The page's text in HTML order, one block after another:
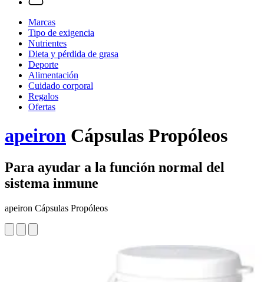
Marcas
Tipo de exigencia
Nutrientes
Dieta y pérdida de grasa
Deporte
Alimentación
Cuidado corporal
Regalos
Ofertas
apeiron Cápsulas Propóleos
Para ayudar a la función normal del
sistema inmune
apeiron Cápsulas Propóleos